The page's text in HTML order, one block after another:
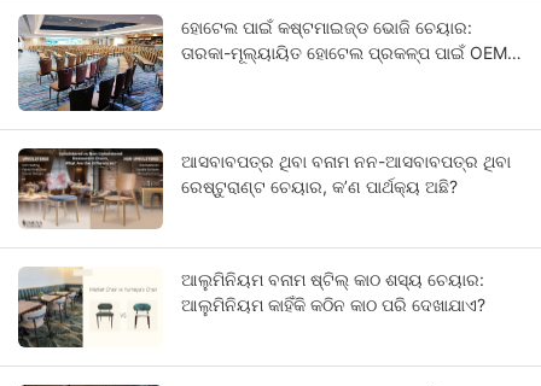
ହୋଟେଲ ପାଇଁ କଷ୍ଟମାଇଜ୍ଡ ଭୋଜି ଚେୟାର:
ତାରକା-ମୂଲ୍ୟାୟିତ ହୋଟେଲ ପ୍ରକଳ୍ପ ପାଇଁ OEM
ଆସବାବପତ୍ର ଥିବା ବନାମ ନନ-ଆସବାବପତ୍ର ଥିବା
ରେଷ୍ଟୁରାଣ୍ଟ ଚେୟାର, କ’ଣ ପାର୍ଥକ୍ୟ ଅଛି?
ଆଲୁମିନିୟମ ବନାମ ଷ୍ଟିଲ୍ କାଠ ଶସ୍ୟ ଚେୟାର:
ଆଲୁମିନିୟମ କାହିଁକି କଠିନ କାଠ ପରି ଦେଖାଯାଏ?